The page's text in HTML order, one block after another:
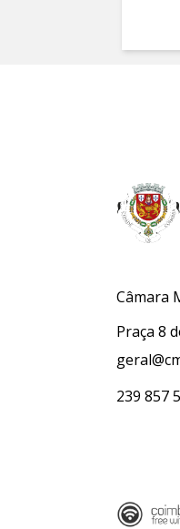
Câmara
Praça 8
239 857